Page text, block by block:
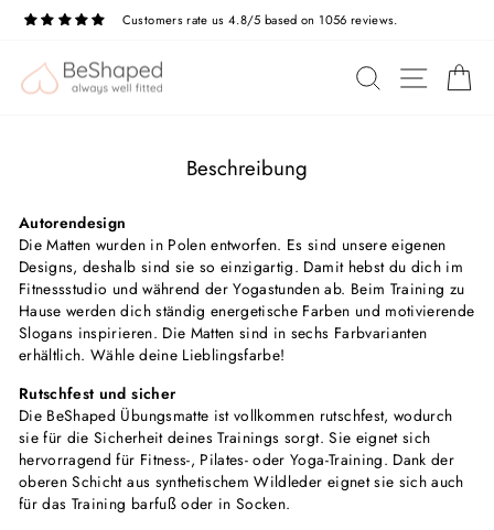
Direkt
zum
Customers rate us 4.8/5 based on 1056 reviews.
SUCHE
Beschreibung
Autorendesign
Die Matten wurden in Polen entworfen. Es sind unsere eigenen
Designs, deshalb sind sie so einzigartig. Damit hebst du dich im
Fitnessstudio und während der Yogastunden ab. Beim Training zu
Hause werden dich ständig energetische Farben und motivierende
Slogans inspirieren. Die Matten sind in sechs Farbvarianten
erhältlich. Wähle deine Lieblingsfarbe!
Rutschfest und sicher
Die BeShaped Übungsmatte ist vollkommen rutschfest, wodurch
sie für die Sicherheit deines Trainings sorgt. Sie eignet sich
hervorragend für Fitness-, Pilates- oder Yoga-Training. Dank der
oberen Schicht aus synthetischem Wildleder eignet sie sich auch
für das Training barfuß oder in Socken.